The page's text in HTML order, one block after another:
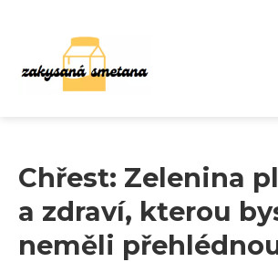
Chřest: Zelenina
a zdraví, kterou
neměli